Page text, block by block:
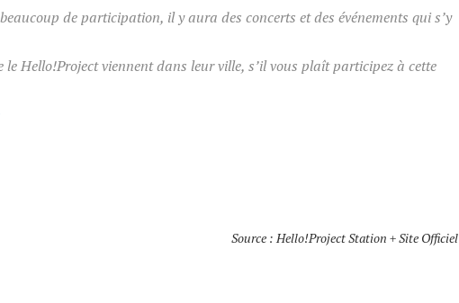
de participation, il y aura des concerts et des événements qui s’y
Hello!Project viennent dans leur ville, s’il vous plaît participez à cette
Source : Hello!Project Station + Site Officiel